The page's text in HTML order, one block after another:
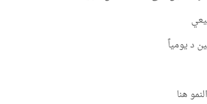
د يومياً
هنا